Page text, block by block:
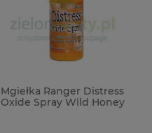
Mgiełka Ranger Distress
Oxide Spray Wild Honey